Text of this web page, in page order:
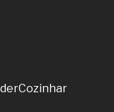
Cozinhar